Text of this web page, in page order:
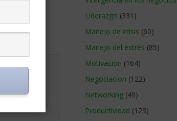
Liderazgo (331)
Manejo de crisis (60)
Manejo del estrés (85)
Motivacion (164)
Negociacion (122)
Networking (49)
Productividad (123)